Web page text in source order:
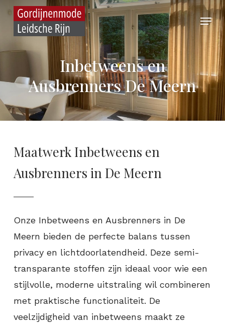
Skip
main
content
Menu
Inbetweens en
Ausbrenners De Meern
Maatwerk Inbetweens en
Ausbrenners in De Meern
Onze Inbetweens en Ausbrenners in De
Meern bieden de perfecte balans tussen
privacy en lichtdoorlatendheid. Deze semi-
transparante stoffen zijn ideaal voor wie een
stijlvolle, moderne uitstraling wil combineren
met praktische functionaliteit. De
veelzijdigheid van inbetweens maakt ze